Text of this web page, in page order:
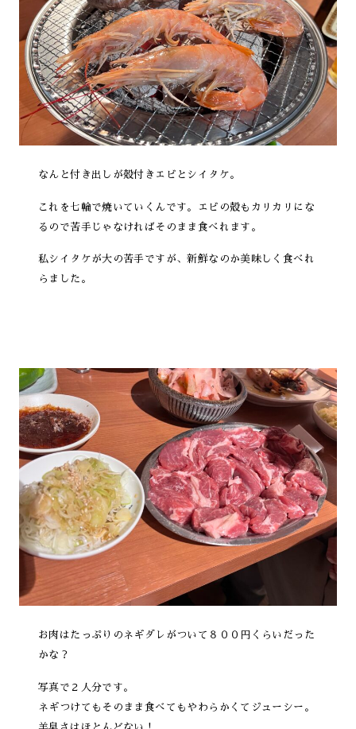
なんと付き出しが殻付きエビとシイタケ。
これを七輪で焼いていくんです。エビの殻もカリカリにな
るので苦手じゃなければそのまま食べれます。
私シイタケが大の苦手ですが、新鮮なのか美味しく食べれ
らました。
お肉はたっぷりのネギダレがついて８００円くらいだった
かな？
写真で２人分です。
ネギつけてもそのまま食べてもやわらかくてジューシー。
羊臭さはほとんどない！